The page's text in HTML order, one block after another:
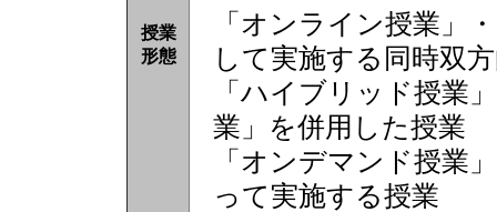
授業
形態
「オンライン授業」
して実施する同時双
「ハイブリッド授業
業」を併用した授業
「オンデマンド授業
って実施する授業